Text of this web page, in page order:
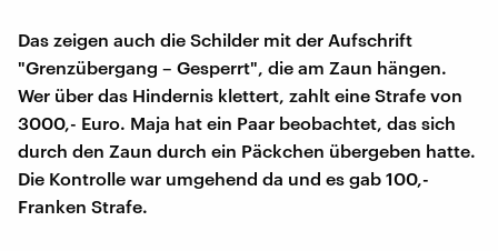
Das zeigen auch die Schilder mit der Aufschrift
"Grenzübergang – Gesperrt", die am Zaun hängen.
Wer über das Hindernis klettert, zahlt eine Strafe von
3000,- Euro. Maja hat ein Paar beobachtet, das sich
durch den Zaun durch ein Päckchen übergeben hatte.
Die Kontrolle war umgehend da und es gab 100,-
Franken Strafe.